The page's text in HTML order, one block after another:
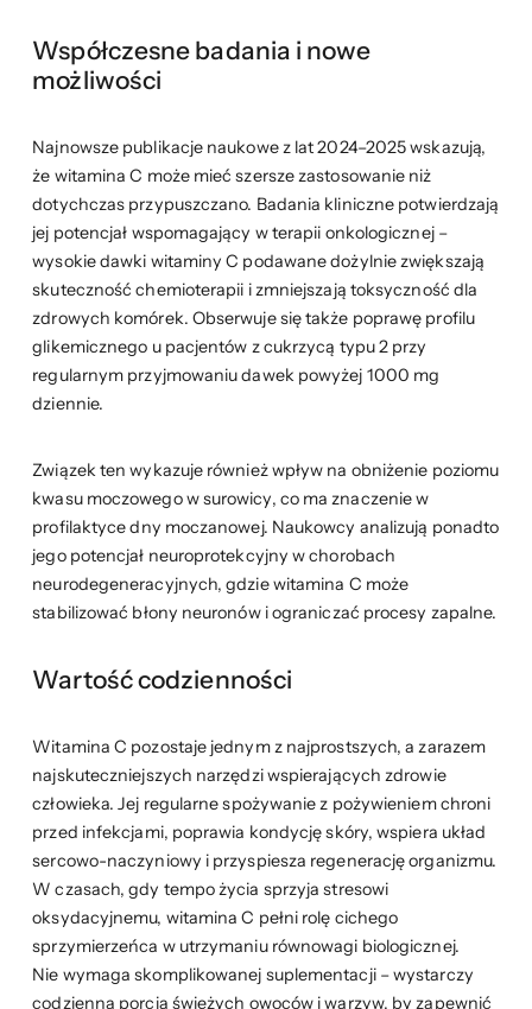
Współczesne badania i nowe
możliwości
Najnowsze publikacje naukowe z lat 2024–2025 wskazują,
że witamina C może mieć szersze zastosowanie niż
dotychczas przypuszczano. Badania kliniczne potwierdzają
jej potencjał wspomagający w terapii onkologicznej –
wysokie dawki witaminy C podawane dożylnie zwiększają
skuteczność chemioterapii i zmniejszają toksyczność dla
zdrowych komórek. Obserwuje się także poprawę profilu
glikemicznego u pacjentów z cukrzycą typu 2 przy
regularnym przyjmowaniu dawek powyżej 1000 mg
dziennie.
Związek ten wykazuje również wpływ na obniżenie poziomu
kwasu moczowego w surowicy, co ma znaczenie w
profilaktyce dny moczanowej. Naukowcy analizują ponadto
jego potencjał neuroprotekcyjny w chorobach
neurodegeneracyjnych, gdzie witamina C może
stabilizować błony neuronów i ograniczać procesy zapalne.
Wartość codzienności
Witamina C pozostaje jednym z najprostszych, a zarazem
najskuteczniejszych narzędzi wspierających zdrowie
człowieka. Jej regularne spożywanie z pożywieniem chroni
przed infekcjami, poprawia kondycję skóry, wspiera układ
sercowo-naczyniowy i przyspiesza regenerację organizmu.
W czasach, gdy tempo życia sprzyja stresowi
oksydacyjnemu, witamina C pełni rolę cichego
sprzymierzeńca w utrzymaniu równowagi biologicznej.
Nie wymaga skomplikowanej suplementacji – wystarczy
codzienna porcja świeżych owoców i warzyw, by zapewnić